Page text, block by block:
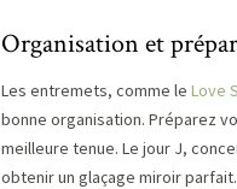
Organisation et
Les entremets, comme le Love
bonne organisation. Préparez
meilleure tenue. Le jour J,
obtenir un glaçage miroir